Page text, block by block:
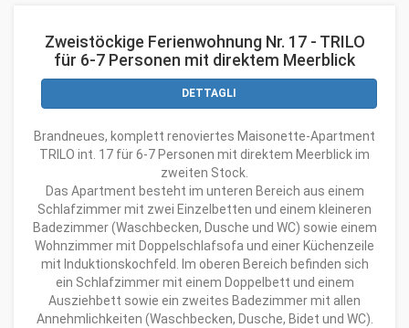
Zweistöckige Ferienwohnung Nr. 17 - TRILO
für 6-7 Personen mit direktem Meerblick
DETTAGLI
Brandneues, komplett renoviertes Maisonette-Apartment
TRILO int. 17 für 6-7 Personen mit direktem Meerblick im
zweiten Stock.
Das Apartment besteht im unteren Bereich aus einem
Schlafzimmer mit zwei Einzelbetten und einem kleineren
Badezimmer (Waschbecken, Dusche und WC) sowie einem
Wohnzimmer mit Doppelschlafsofa und einer Küchenzeile
mit Induktionskochfeld. Im oberen Bereich befinden sich
ein Schlafzimmer mit einem Doppelbett und einem
Ausziehbett sowie ein zweites Badezimmer mit allen
Annehmlichkeiten (Waschbecken, Dusche, Bidet und WC).